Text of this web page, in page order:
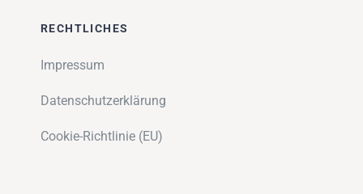
RECHTLICHES
Impressum
Datenschutzerklärung
Cookie-Richtlinie (EU)